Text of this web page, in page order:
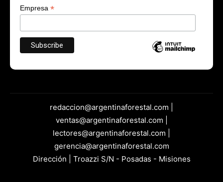
Empresa *
redaccion@argentinaforestal.com |
ventas@argentinaforestal.com |
lectores@argentinaforestal.com |
gerencia@argentinaforestal.com
Dirección | Troazzi S/N - Posadas - Misiones